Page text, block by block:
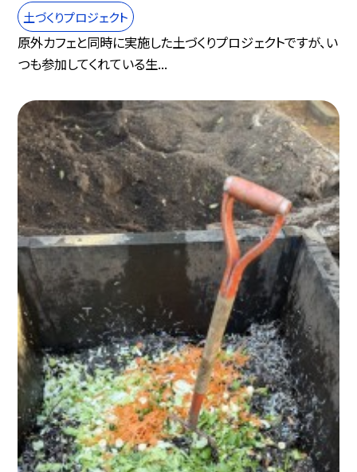
土づくりプロジェクト
原外カフェと同時に実施した土づくりプロジェクトですが、い
つも参加してくれている生...